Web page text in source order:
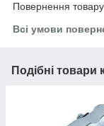
Повернення
Всі умови
Подібні товари